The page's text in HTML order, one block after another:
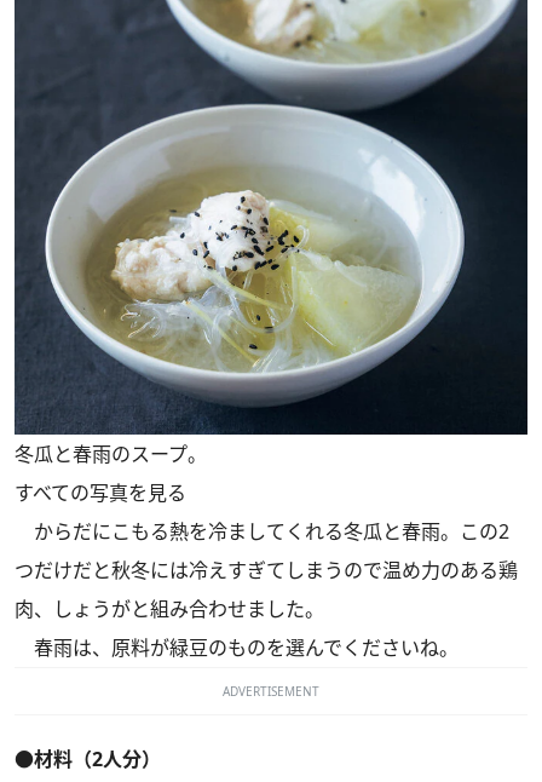
冬瓜と春雨のスープ。
すべての写真を見る
からだにこもる熱を冷ましてくれる冬瓜と春雨。この2
つだけだと秋冬には冷えすぎてしまうので温め力のある鶏
肉、しょうがと組み合わせました。
春雨は、原料が緑豆のものを選んでくださいね。
ADVERTISEMENT
●材料（2人分）